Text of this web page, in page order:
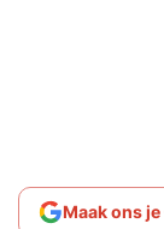
Maak ons